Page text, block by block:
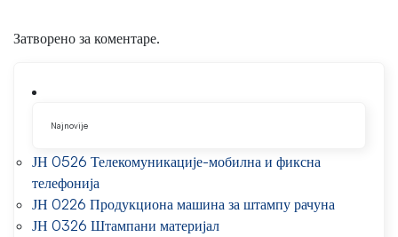
Затворено за коментаре.
Najnovije
ЈН 0526 Телекомуникације-мобилна и фиксна
телефонија
ЈН 0226 Продукциона машина за штампу рачуна
ЈН 0326 Штампани материјал